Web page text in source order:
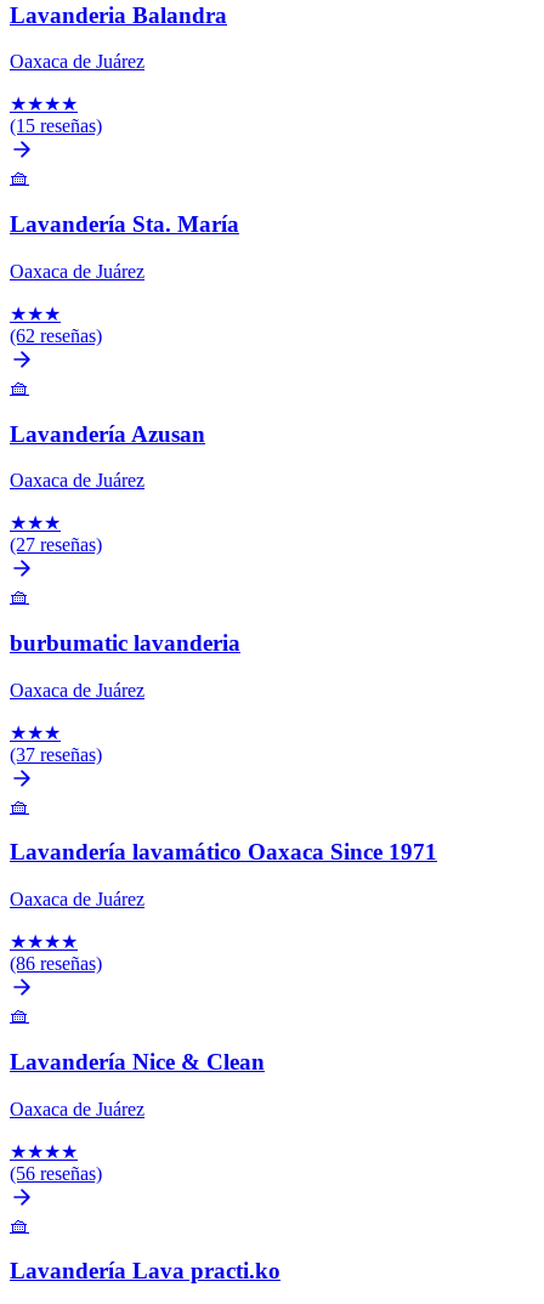
Lavanderia Balandra
Oaxaca de Juárez
★★★★
(15 reseñas)
🧺
Lavandería Sta. María
Oaxaca de Juárez
★★★
(62 reseñas)
🧺
Lavandería Azusan
Oaxaca de Juárez
★★★
(27 reseñas)
🧺
burbumatic lavanderia
Oaxaca de Juárez
★★★
(37 reseñas)
🧺
Lavandería lavamático Oaxaca Since 1971
Oaxaca de Juárez
★★★★
(86 reseñas)
🧺
Lavandería Nice & Clean
Oaxaca de Juárez
★★★★
(56 reseñas)
🧺
Lavandería Lava practi.ko